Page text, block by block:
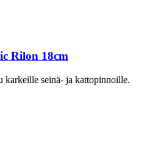
Rilon 18cm
karkeille seinä- ja kattopinnoille.